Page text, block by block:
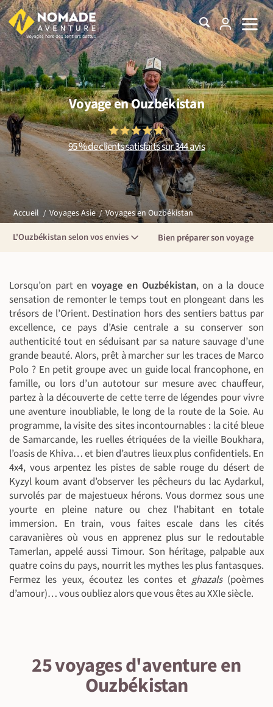
Voyage en Ouzbékistan
95 % de clients satisfaits sur 344 avis
Accueil Voyages Asie Voyages en Ouzbékistan
L'Ouzbékistan selon vos envies Bien préparer son voyage
Lorsqu’on part en voyage en Ouzbékistan, on a la douce
sensation de remonter le temps tout en plongeant dans les
trésors de l’Orient. Destination hors des sentiers battus par
excellence, ce pays d’Asie centrale a su conserver son
authenticité tout en séduisant par sa nature sauvage d’une
grande beauté. Alors, prêt à marcher sur les traces de Marco
Polo ? En petit groupe avec un guide local francophone, en
famille, ou lors d’un autotour sur mesure avec chauffeur,
partez à la découverte de cette terre de légendes pour vivre
une aventure inoubliable, le long de la route de la Soie. Au
programme, la visite des sites incontournables : la cité bleue
de Samarcande, les ruelles étriquées de la vieille Boukhara,
l’oasis de Khiva… et bien d’autres lieux plus confidentiels. En
4x4, vous arpentez les pistes de sable rouge du désert de
Kyzyl koum avant d’observer les pêcheurs du lac Aydarkul,
survolés par de majestueux hérons. Vous dormez sous une
yourte en pleine nature ou chez l’habitant en totale
immersion. En train, vous faites escale dans les cités
caravanières où vous en apprenez plus sur le redoutable
Tamerlan, appelé aussi Timour. Son héritage, palpable aux
quatre coins du pays, nourrit les mythes les plus fantasques.
Fermez les yeux, écoutez les contes et ghazals(poèmes
d’amour)… vous oubliez alors que vous êtes au XXIe siècle.
25 voyages d'aventure en
Ouzbékistan